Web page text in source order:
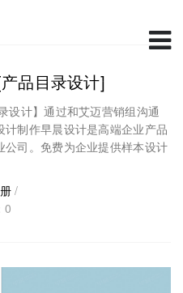
品目录设计]
设计】通过和艾迈营销组沟通
制作早晨设计是高端企业产品
司。免费为企业提供样本设计
/
0